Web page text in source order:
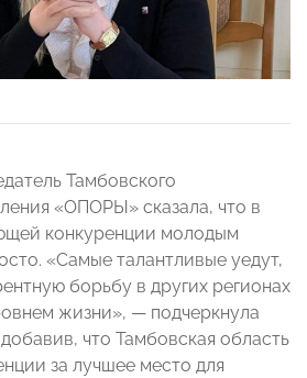
Тамбовского
«ОПОРЫ» сказала, что в
конкуренции молодым
«Самые талантливые уедут,
борьбу в других регионах
жизни», — подчеркнула
что Тамбовская область
за лучшее место для